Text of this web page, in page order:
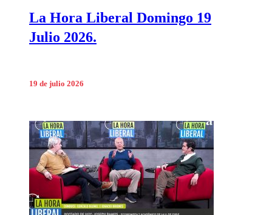
La Hora Liberal Domingo 19
Julio 2026.
19 de julio 2026